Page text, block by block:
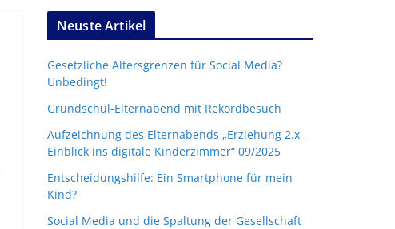
Neuste Artikel
Gesetzliche Altersgrenzen für Social Media?
Unbedingt!
Grundschul-Elternabend mit Rekordbesuch
Aufzeichnung des Elternabends „Erziehung 2.x –
Einblick ins digitale Kinderzimmer“ 09/2025
Entscheidungshilfe: Ein Smartphone für mein
Kind?
Social Media und die Spaltung der Gesellschaft